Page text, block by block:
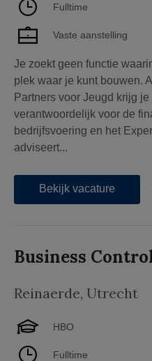
Fulltime
Vaste aanstelling
Je zoekt geen functie
plek waar je kunt bouwen.
Partners voor Jeugd krijg
verantwoordelijk voor de
bedrijfsvoering en het
adviseert...
Bekijk vacature
Business
Reinaerde, Utrecht
HBO
Fulltime